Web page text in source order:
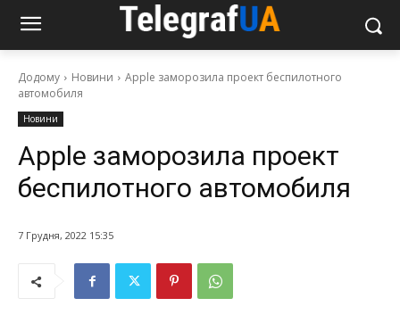
Додому Новини
Apple заморозила проект беспилотного
автомобиля
Новини
Apple заморозила проект
беспилотного автомобиля
7 Грудня, 2022 15:35